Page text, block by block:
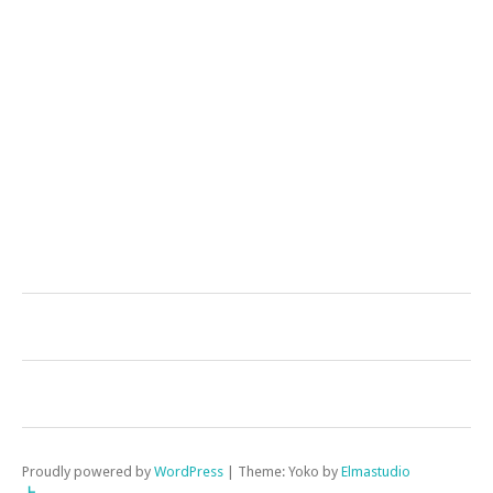
Proudly powered by WordPress | Theme: Yoko by Elmastudio